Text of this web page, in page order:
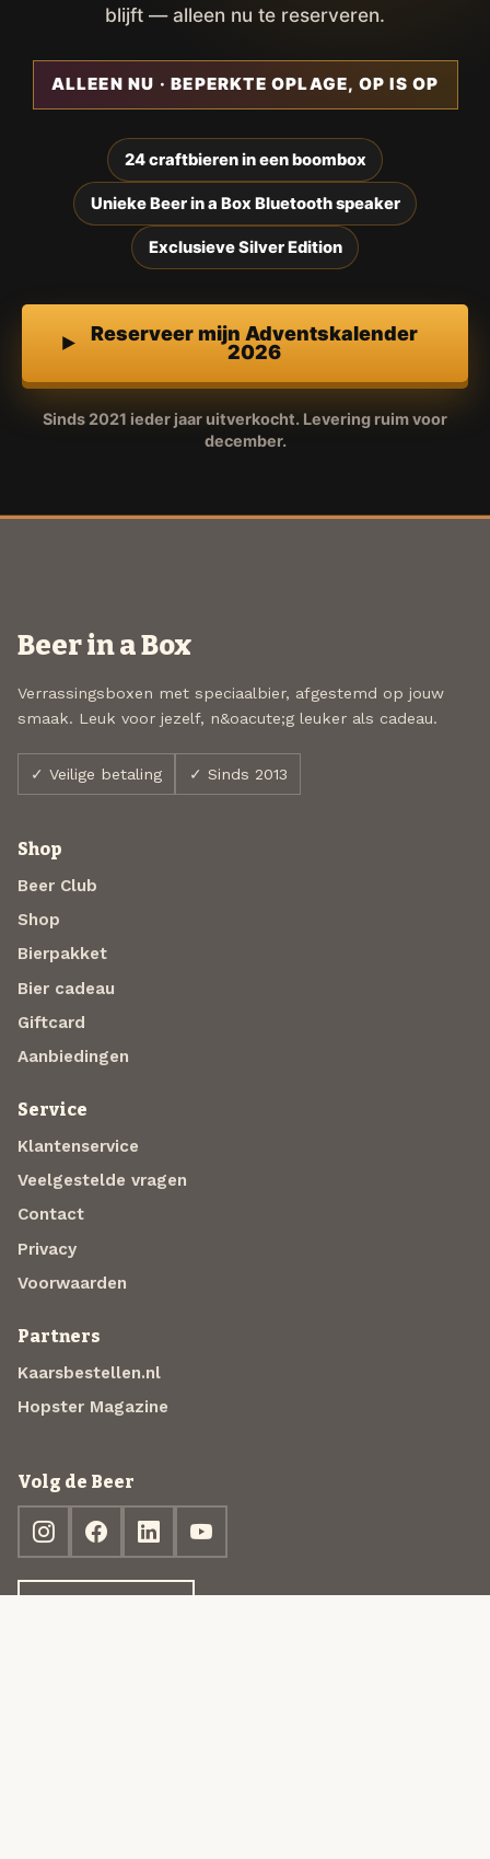
blijft — alleen nu te reserveren.
ALLEEN NU · BEPERKTE OPLAGE, OP IS OP
24 craftbieren in een boombox
Unieke Beer in a Box Bluetooth speaker
Exclusieve Silver Edition
Reserveer mijn Adventskalender
2026
Sinds 2021 ieder jaar uitverkocht. Levering ruim voor
december.
Beer in a Box
Verrassingsboxen met speciaalbier, afgestemd op jouw
smaak. Leuk voor jezelf, n&oacute;g leuker als cadeau.
✓ Veilige betaling ✓ Sinds 2013
Shop
Beer Club
Shop
Bierpakket
Bier cadeau
Giftcard
Aanbiedingen
Service
Klantenservice
Veelgestelde vragen
Contact
Privacy
Voorwaarden
Partners
Kaarsbestellen.nl
Hopster Magazine
Volg de Beer